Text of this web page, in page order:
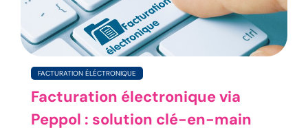
FACTURATION ÉLÉCTRONIQUE
Facturation électronique via
Peppol : solution clé-en-main